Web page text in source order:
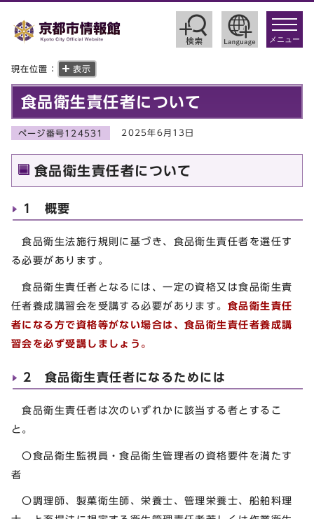
toggle
メニュー
現在位置： 表示
食品衛生責任者について
ページ番号124531 2025年6月13日
食品衛生責任者について
1 概要
食品衛生法施行規則に基づき、食品衛生責任者を選任す
る必要があります。
食品衛生責任者となるには、一定の資格又は食品衛生責
任者養成講習会を受講する必要があります。 食品衛生責任
者になる方で資格等がない場合は、食品衛生責任者養成講
習会を必ず受講しましょう。
2 食品衛生責任者になるためには
食品衛生責任者は次のいずれかに該当する者とするこ
と。
〇食品衛生監視員・食品衛生管理者の資格要件を満たす
者
〇調理師、製菓衛生師、栄養士、管理栄養士、船舶料理